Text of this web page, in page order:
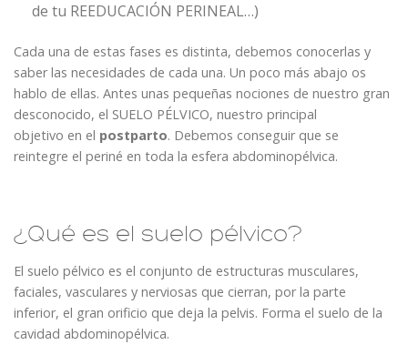
de tu REEDUCACIÓN PERINEAL…)
Cada una de estas fases es distinta, debemos conocerlas y
saber las necesidades de cada una. Un poco más abajo os
hablo de ellas. Antes unas pequeñas nociones de nuestro gran
desconocido, el SUELO PÉLVICO, nuestro principal
objetivo en el postparto. Debemos conseguir que se
reintegre el periné en toda la esfera abdominopélvica.
¿Qué es el suelo pélvico?
El suelo pélvico es el conjunto de estructuras musculares,
faciales, vasculares y nerviosas que cierran, por la parte
inferior, el gran orificio que deja la pelvis. Forma el suelo de la
cavidad abdominopélvica.